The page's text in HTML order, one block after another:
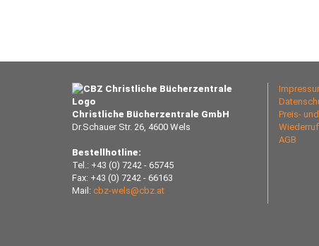
Christliche Bücherzentrale GmbH
Dr.Schauer Str. 26, 4600 Wels
Bestellhotline:
Tel.: +43 (0) 7242 - 65745
Fax: +43 (0) 7242 - 66163
Mail: cbz-wels@cbz.at
Preis-
AGB